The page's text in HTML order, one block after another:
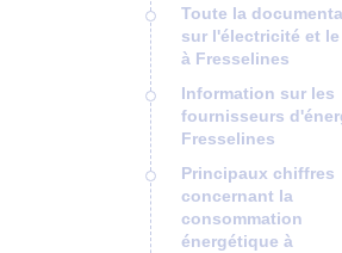
Toute la
sur l'électricité et le
à Fresselines
Information sur les
fournisseurs
Fresselines
Principaux chiffres
concernant la
consommation
énergétique à